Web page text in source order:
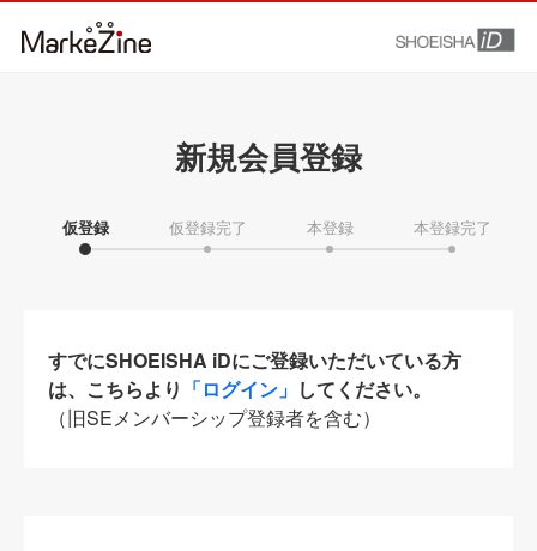
新規会員登録
仮登録 仮登録完了 本登録 本登録完了
すでにSHOEISHA iDにご登録いただいている方
は、こちらより 「ログイン」 してください。
（旧SEメンバーシップ登録者を含む）